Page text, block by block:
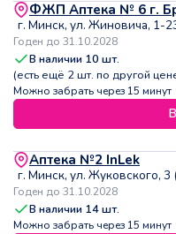
ФЖП Аптека № 6 г.
г. Минск, ул. Жиновича, 1-
Годен до 31.10.2028
В наличии 10 шт.
(есть ещё 2шт. по другой
Можно забрать через 15 минут
Аптека №2 InLek
г. Минск, ул. Жуковского, 3
Годен до 31.10.2028
В наличии 14шт.
Можно забрать через 15 минут